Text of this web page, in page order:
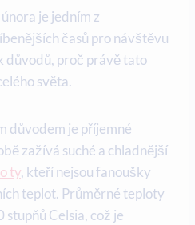
je jedním z
časů pro návštěvu
důvodů, proč právě tato
světa.
důvodem je příjemné
zažívá suché a chladnější
ty, kteří nejsou fanoušky
teplot. Průměrné teploty
Celsia, což je